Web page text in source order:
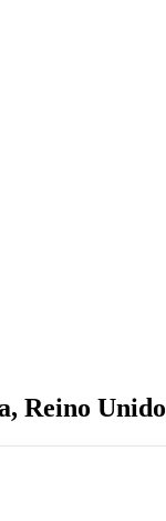
, Reino Unido